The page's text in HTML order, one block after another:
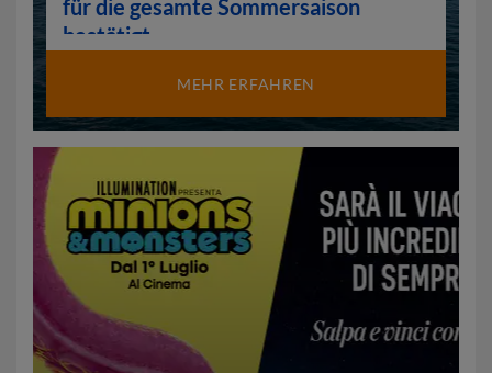
für die gesamte Sommersaison
bestätigt
MEHR ERFAHREN